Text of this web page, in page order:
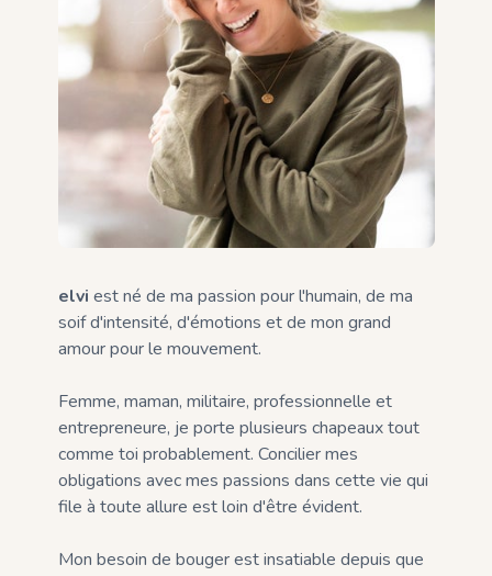
elvi est né de ma passion pour l'humain, de ma
soif d'intensité, d'émotions et de mon grand
amour pour le mouvement.
Femme, maman, militaire, professionnelle et
entrepreneure, je porte plusieurs chapeaux tout
comme toi probablement. Concilier mes
obligations avec mes passions dans cette vie qui
file à toute allure est loin d'être évident.
Mon besoin de bouger est insatiable depuis que